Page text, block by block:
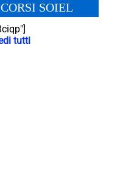
SOIEL
tutti